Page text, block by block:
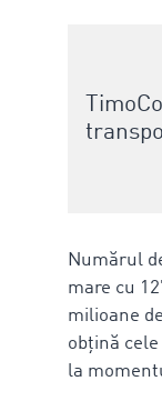
Numărul
mare cu
milioane
obțină
la